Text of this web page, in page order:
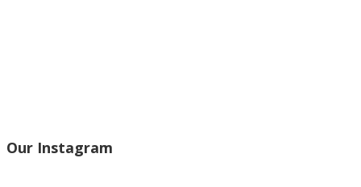
Our Instagram